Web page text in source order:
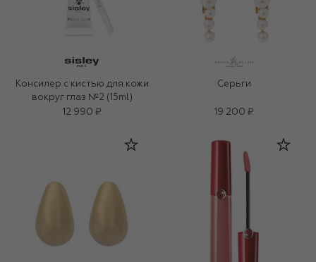
Консилер с кистью для кожи
вокруг глаз №2 (15ml)
12 990 ₽
Серьги
19 200 ₽